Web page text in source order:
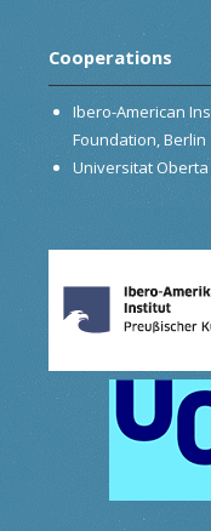
Cooperations
Ibero-American
Foundation, Berlin
Universitat